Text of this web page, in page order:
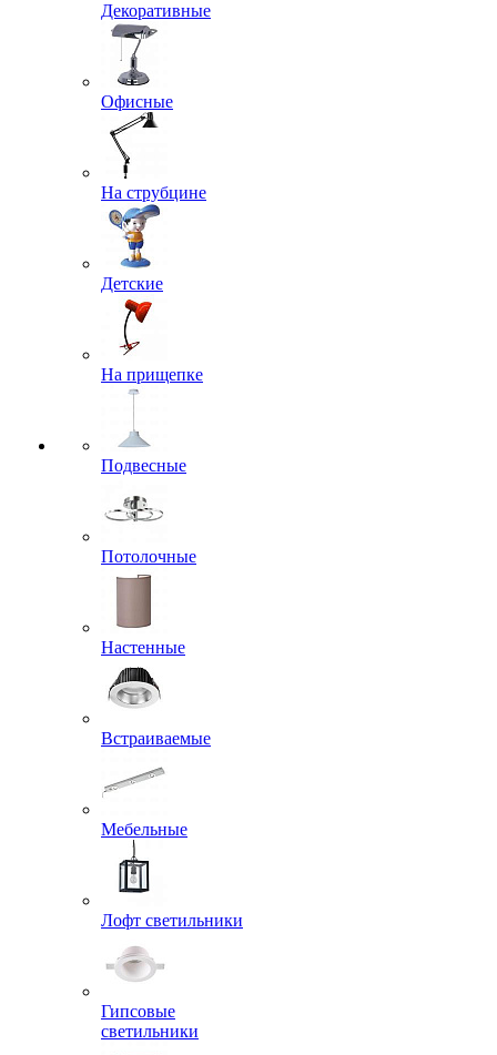
Декоративные
Офисные
На струбцине
Детские
На прищепке
Подвесные
Потолочные
Настенные
Встраиваемые
Мебельные
Лофт светильники
Гипсовые
светильники